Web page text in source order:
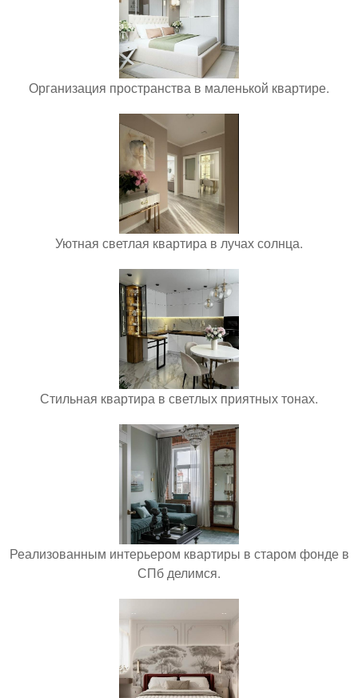
Организация пространства в маленькой квартире.
Уютная светлая квартира в лучах солнца.
Стильная квартира в светлых приятных тонах.
Реализованным интерьером квартиры в старом фонде в
СПб делимся.